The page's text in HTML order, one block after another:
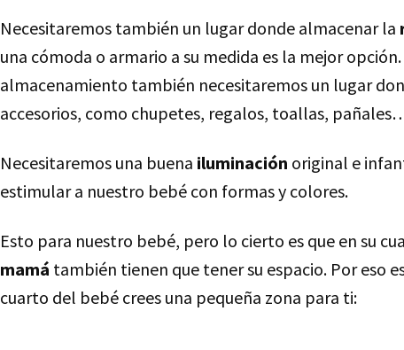
Necesitaremos también un lugar donde almacenar la
una cómoda o armario a su medida es la mejor
almacenamiento también necesitaremos un lugar
accesorios, como chupetes, regalos, toallas,
Necesitaremos una buena iluminación original e
estimular a nuestro bebé con formas y colores.
Esto para nuestro bebé, pero lo cierto es que en su
mamá también tienen que tener su espacio. Por eso
cuarto del bebé crees una pequeña zona para ti: